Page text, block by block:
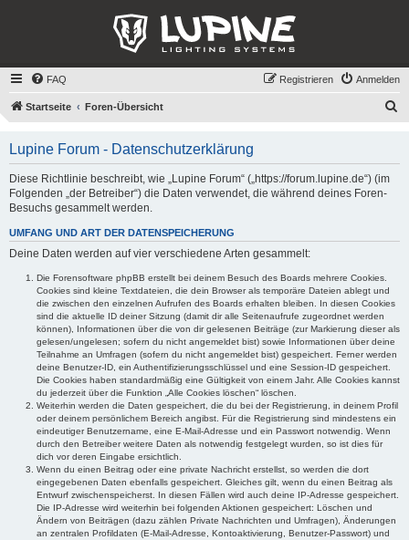
FAQ Anmelden
Registrieren
Startseite Foren-Übersicht
Lupine Forum - Datenschutzerklärung
Diese Richtlinie beschreibt, wie „Lupine Forum“ („https://forum.lupine.de“) (im
Folgenden „der Betreiber“) die Daten verwendet, die während deines Foren-
Besuchs gesammelt werden.
UMFANG UND ART DER DATENSPEICHERUNG
Deine Daten werden auf vier verschiedene Arten gesammelt:
Die Forensoftware phpBB erstellt bei deinem Besuch des Boards mehrere Cookies.
Cookies sind kleine Textdateien, die dein Browser als temporäre Dateien ablegt und
die zwischen den einzelnen Aufrufen des Boards erhalten bleiben. In diesen Cookies
sind die aktuelle ID deiner Sitzung (damit dir alle Seitenaufrufe zugeordnet werden
können), Informationen über die von dir gelesenen Beiträge (zur Markierung dieser als
gelesen/ungelesen; sofern du nicht angemeldet bist) sowie Informationen über deine
Teilnahme an Umfragen (sofern du nicht angemeldet bist) gespeichert. Ferner werden
deine Benutzer-ID, ein Authentifizierungsschlüssel und eine Session-ID gespeichert.
Die Cookies haben standardmäßig eine Gültigkeit von einem Jahr. Alle Cookies kannst
du jederzeit über die Funktion „Alle Cookies löschen“ löschen.
Weiterhin werden die Daten gespeichert, die du bei der Registrierung, in deinem Profil
oder deinem persönlichem Bereich angibst. Für die Registrierung sind mindestens ein
eindeutiger Benutzername, eine E-Mail-Adresse und ein Passwort notwendig. Wenn
durch den Betreiber weitere Daten als notwendig festgelegt wurden, so ist dies für
dich vor deren Eingabe ersichtlich.
Wenn du einen Beitrag oder eine private Nachricht erstellst, so werden die dort
eingegebenen Daten ebenfalls gespeichert. Gleiches gilt, wenn du einen Beitrag als
Entwurf zwischenspeicherst. In diesen Fällen wird auch deine IP-Adresse gespeichert.
Die IP-Adresse wird weiterhin bei folgenden Aktionen gespeichert: Löschen und
Ändern von Beiträgen (dazu zählen Private Nachrichten und Umfragen), Änderungen
an zentralen Profildaten (E-Mail-Adresse, Kontoaktivierung, Benutzer-Passwort) und